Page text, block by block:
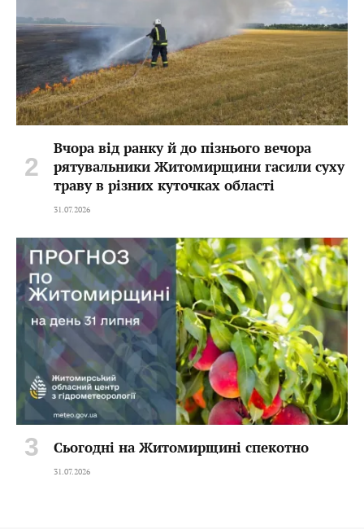
Вчора від ранку й до пізнього вечора
рятувальники Житомирщини гасили суху
траву в різних куточках області
31.07.2026
Сьогодні на Житомирщині спекотно
31.07.2026